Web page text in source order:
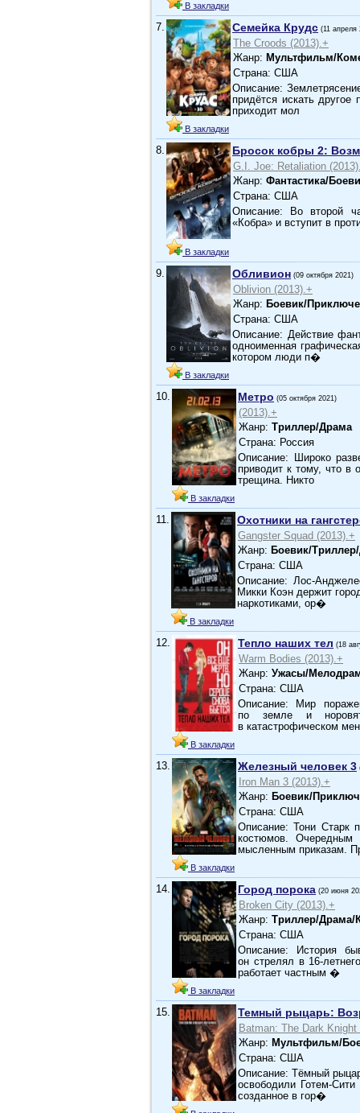
В закладки
7.
В закладки
Семейка Крудс (11 апреля
The Croods (2013).+
Жанр: Мультфильм/
Страна: США
Описание:
придётся искать
приходит мол
8.
В закладки
Бросок кобры 2:
G.I. Joe: Retaliation
Жанр: Фантастика/
Страна: США
Описание: Во второй
«Кобра» и вступит в
9.
В закладки
Обливион (09 октября 2021)
Oblivion (2013).+
Жанр: Боевик/
Страна: США
Описание: Действие
одноименная
котором люди п�
10.
В закладки
Метро (05 октября 2021)
(2013).+
Жанр: Триллер/Драма
Страна: Россия
Описание: Широко
приводит к тому, что в
трещина. Никто
11.
В закладки
Охотники на
Gangster Squad (2013).+
Жанр: Боевик/
Страна: США
Описание: Лос-
Микки Коэн держит
наркотиками, ор�
12.
В закладки
Тепло наших тел (18
Warm Bodies (2013).+
Жанр: Ужасы/
Страна: США
Описание: Мир
по земле и
в катастрофическом
13.
В закладки
Железный человек 3
Iron Man 3 (2013).+
Жанр: Боевик/
Страна: США
Описание: Тони Старк
костюмов. Очередным
мысленным приказам.
14.
В закладки
Город порока (20 июня
Broken City (2013).+
Жанр: Триллер/Драма/
Страна: США
Описание: История
он стрелял в 16-
работает частным �
15. Темный рыцарь:
Batman: The Dark
Жанр: Мультфильм/
Страна: США
Описание: Тёмный
освободили Готем-
созданное в гор�